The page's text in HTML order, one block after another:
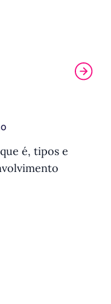
é, tipos e